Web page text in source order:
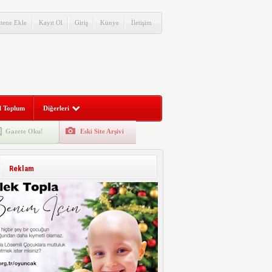
Ekle Kayıt Ol Giriş Künye İletişim
Toplum Diğerleri
Gazete Oku! Eski Site Arşivi
Reklam